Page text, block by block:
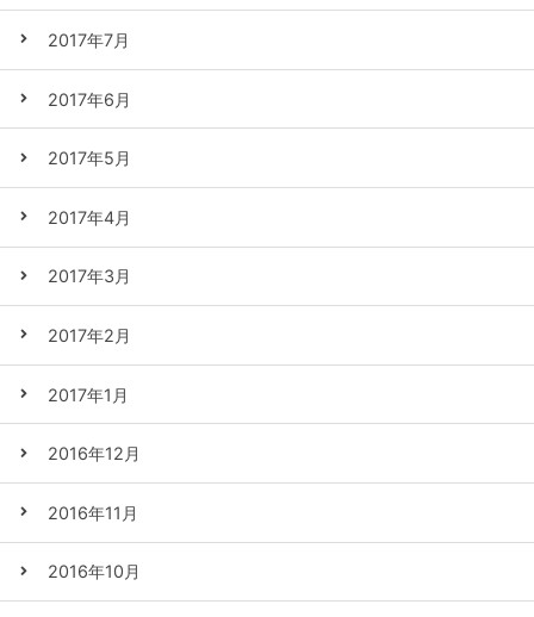
2017年7月
2017年6月
2017年5月
2017年4月
2017年3月
2017年2月
2017年1月
2016年12月
2016年11月
2016年10月